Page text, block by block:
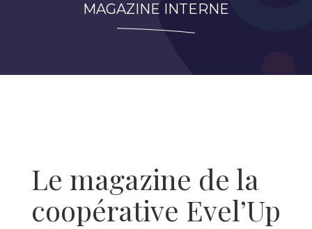
MAGAZINE INTERNE
Le magazine de la
coopérative Evel’Up